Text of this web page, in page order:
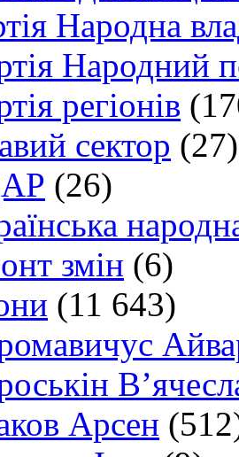
Народна
Народний
регіонів
сектор (27)
(26)
змін (6)
(11 643)
Арсен